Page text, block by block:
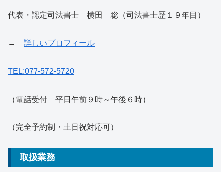
代表・認定司法書士 横田 聡（司法書士歴１９年目）
→ 詳しいプロフィール
TEL:077-572-5720
（電話受付 平日午前９時～午後６時）
（完全予約制・土日祝対応可）
取扱業務